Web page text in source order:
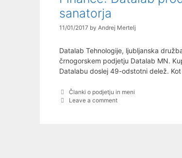
sanatorja
11/01/2017 by Andrej Mertelj
Datalab Tehnologije, ljubljanska
črnogorskem podjetju Datalab MN.
Datalabu doslej 49-odstotni delež.
Categories
Članki o podjetju in meni
Leave a comment